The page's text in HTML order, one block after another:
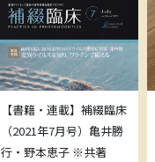
【書籍・連載】補綴臨床
（2021年7月号）亀井勝
行・野本恵子 ※共著